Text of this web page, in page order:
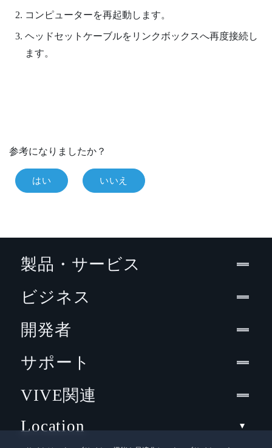
コンピューターを再起動します。
ヘッドセットケーブルをリンクボックスへ再度接続し
ます。
参考になりましたか？
はい いいえ
製品・サービス
ビジネス
開発者
サポート
VIVE関連
Location